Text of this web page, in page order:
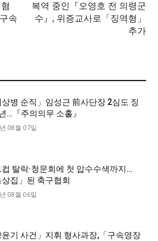
속
복역 중인『오영호 전 의령군
수』, 위증교사로「징역형」
추가
상병 순직」임성근 前사단장 2심도 징
…『주의의무 소홀』
08월 07일
컵 탈락·청문회에 첫 압수수색까지…
상집」된 축구협회
08월 06일
윤기 사건」지휘 형사과장,「구속영장